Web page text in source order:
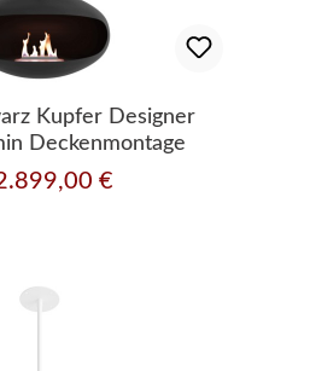
Kupfer Designer
Deckenmontage
Preis: €